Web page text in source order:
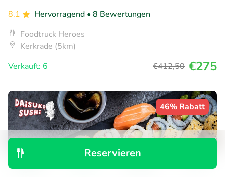
Reservieren
8.1
Hervorragend • 8 Bewertungen
Foodtruck Heroes
Kerkrade (5km)
Verkauft: 6
€412,50 €275
46% Rabatt